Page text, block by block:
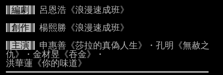
║編劇║
呂恩浩《浪漫速成班》
║創作║
楊熙勝《浪漫速成班》
║主演║
申惠善《莎拉的真偽人生》・孔明《無赦之
仇》・金材昱《吞金》・
洪華蓮《你的味道》